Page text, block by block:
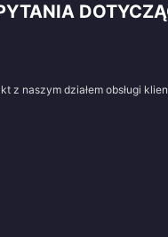
naszym działem obsługi